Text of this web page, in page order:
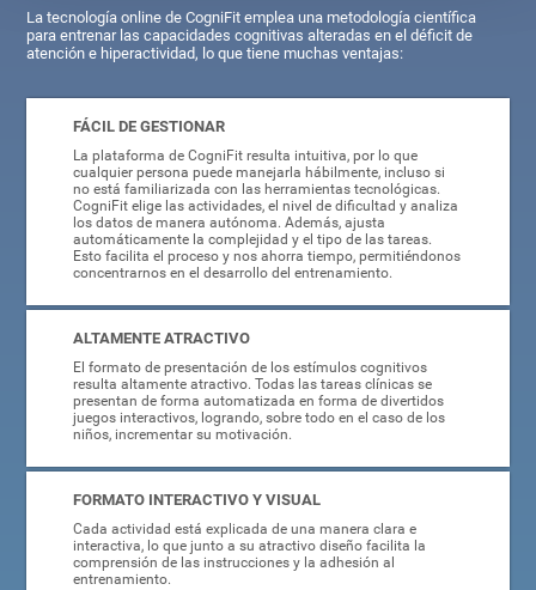
La tecnología online de CogniFit emplea una metodología científica
para entrenar las capacidades cognitivas alteradas en el déficit de
atención e hiperactividad, lo que tiene muchas ventajas:
FÁCIL DE GESTIONAR
La plataforma de CogniFit resulta intuitiva, por lo que
cualquier persona puede manejarla hábilmente, incluso si
no está familiarizada con las herramientas tecnológicas.
CogniFit elige las actividades, el nivel de dificultad y analiza
los datos de manera autónoma. Además, ajusta
automáticamente la complejidad y el tipo de las tareas.
Esto facilita el proceso y nos ahorra tiempo, permitiéndonos
concentrarnos en el desarrollo del entrenamiento.
ALTAMENTE ATRACTIVO
El formato de presentación de los estímulos cognitivos
resulta altamente atractivo. Todas las tareas clínicas se
presentan de forma automatizada en forma de divertidos
juegos interactivos, logrando, sobre todo en el caso de los
niños, incrementar su motivación.
FORMATO INTERACTIVO Y VISUAL
Cada actividad está explicada de una manera clara e
interactiva, lo que junto a su atractivo diseño facilita la
comprensión de las instrucciones y la adhesión al
entrenamiento.